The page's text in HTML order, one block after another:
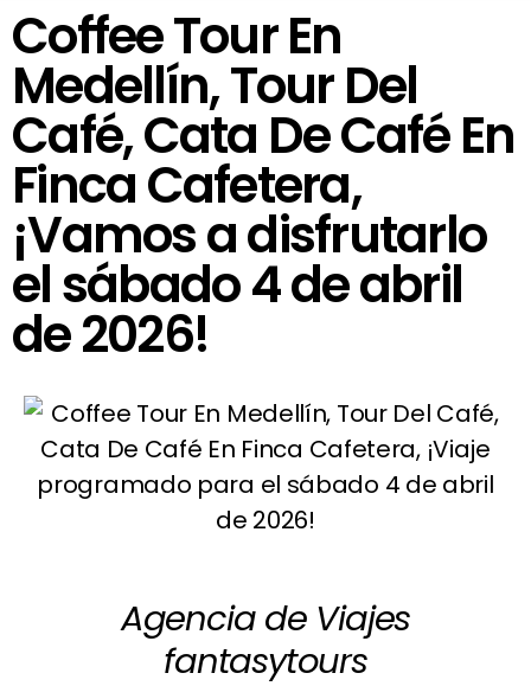
Coffee Tour En
Medellín, Tour Del
Café, Cata De Café En
Finca Cafetera,
¡Vamos a disfrutarlo
el sábado 4 de abril
de 2026!
Agencia de Viajes
fantasytours